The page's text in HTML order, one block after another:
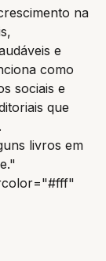
na
e
como
sociais e
que
livros em